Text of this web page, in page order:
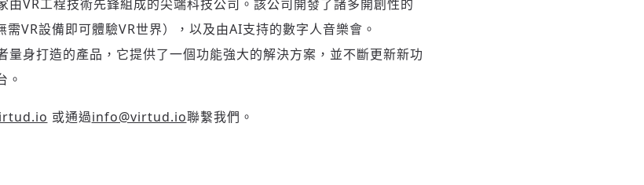
VR工程技術先鋒組成的尖端科技公司。該公司開發了諸多開創性的
VR設備即可體驗VR世界），以及由AI支持的數字人音樂會。
身打造的產品，它提供了一個功能強大的解決方案，並不斷更新新功
。
或通過info@virtud.io聯繫我們。